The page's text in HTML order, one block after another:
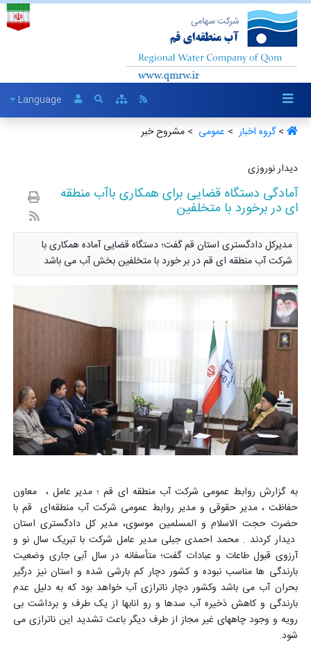
Language
>گروه اخبار ‏ > عمومی ‏ > مشروح خبر
دیدار نوروزی
آمادگی دستگاه قضایی برای همکاری باآب منطقه
ای در برخورد با متخلفین
مدیرکل دادگستری استان قم گفت؛ دستگاه قضایی آماده همکاری با
شرکت آب منطقه ای قم در بر خورد با متخلفین بخش آب می باشد
به گزارش روابط عمومی شرکت آب منطقه ای قم ؛ مدیر عامل ، معاون
حفاظت ، مدیر حقوقی و مدیر روابط عمومی شرکت آب منطقه‌ای قم با
حضرت حجت الاسلام و المسلمین موسوی، مدیر کل دادگستری استان
دیدار کردند . محمد احمدی جبلی مدیر عامل شرکت با تبریک سال نو و
آرزوی قبول طاعات و عبادات گفت؛ متأسفانه در سال آبی جاری وضعیت
بارندگی ها مناسب نبوده و کشور دچار کم بارشی شده و استان نیز درگیر
بحران آب می باشد وکشور دچار ناترازی آب خواهد بود که به دلیل عدم
بارندگی و کاهش ذخیره آب سدها و رو انابها از یک طرف و برداشت بی
رویه و وجود چاههای غیر مجاز از طرف دیگر باعث تشدید این ناترازی می
شود.